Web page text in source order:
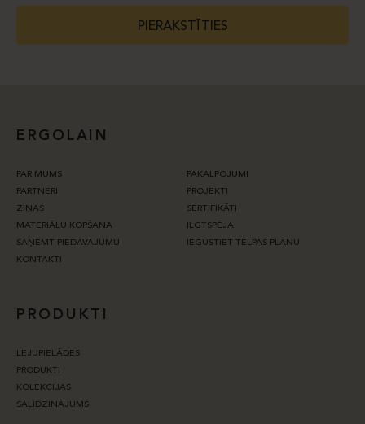
PIERAKSTĪTIES
ERGOLAIN
PAR MUMS
PAKALPOJUMI
PARTNERI
PROJEKTI
ZIŅAS
SERTIFIKĀTI
MATERIĀLU KOPŠANA
ILGTSPĒJA
SAŅEMT PIEDĀVĀJUMU
IEGŪSTIET TELPAS PLĀNU
KONTAKTI
PRODUKTI
LEJUPIELĀDES
PRODUKTI
KOLEKCIJAS
SALĪDZINĀJUMS